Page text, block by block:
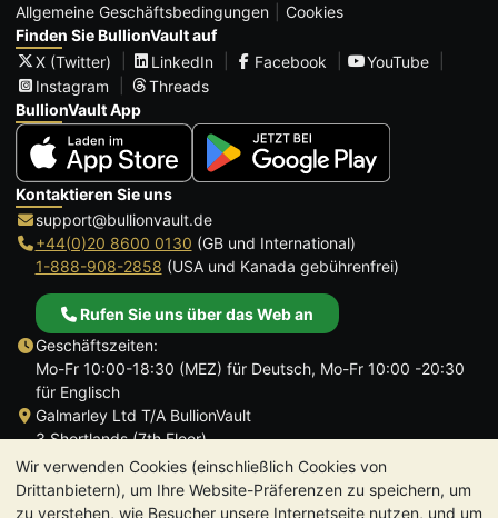
Wir verwenden Cookies (einschließlich Cookies von
Drittanbietern), um Ihre Website-Präferenzen zu speichern, um
zu verstehen, wie Besucher unsere Internetseite nutzen, und um
Allgemeine Geschäftsbedingungen
Cookies
Finden Sie BullionVault auf
X (Twitter)
LinkedIn Facebook
YouTube
Instagram
Threads
BullionVault App
Kontaktieren Sie uns
support@bullionvault.de
+44(0)20 8600 0130 (GB und International)
1-888-908-2858 (USA und Kanada gebührenfrei)
Rufen Sie uns über das Web an
Geschäftszeiten:
Mo-Fr 10:00-18:30 (MEZ) für Deutsch, Mo-Fr 10:00 -20:30
für Englisch
Galmarley Ltd T/A BullionVault
3 Shortlands (7th Floor)
Hammersmith
London
W6 8DA